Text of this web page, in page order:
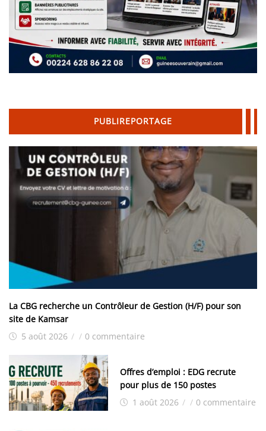
PUBLIREPORTAGE
La CBG recherche un Contrôleur de Gestion (H/F) pour son
site de Kamsar
5 août 2026 / / 0 commentaire
Offres d’emploi : EDG recrute
pour plus de 150 postes
1 août 2026 / / 0 commentaire